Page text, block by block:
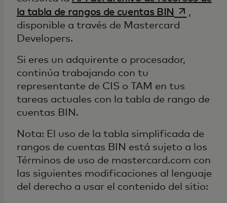
la tabla de rangos de cuentas BIN
se abre
,
disponible a través de Mastercard
Developers.
Si eres un adquirente o procesador,
continúa trabajando con tu
representante de CIS o TAM en tus
tareas actuales con la tabla de rango de
cuentas BIN.
Nota: El uso de la tabla simplificada de
rangos de cuentas BIN está sujeto a los
Términos de uso de mastercard.com con
las siguientes modificaciones al lenguaje
del derecho a usar el contenido del sitio: